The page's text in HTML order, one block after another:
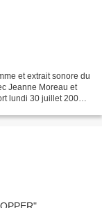
et extrait sonore du
Jeanne Moreau et
lundi 30 juillet 2007,